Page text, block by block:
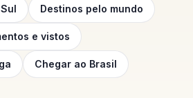
Destinos pelo mundo
e vistos
Chegar ao Brasil